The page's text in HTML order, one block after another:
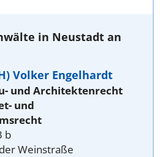
in Neustadt an
Volker Engelhardt
und Architektenrecht
und
b
Weinstraße